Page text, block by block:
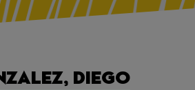
DIEGO